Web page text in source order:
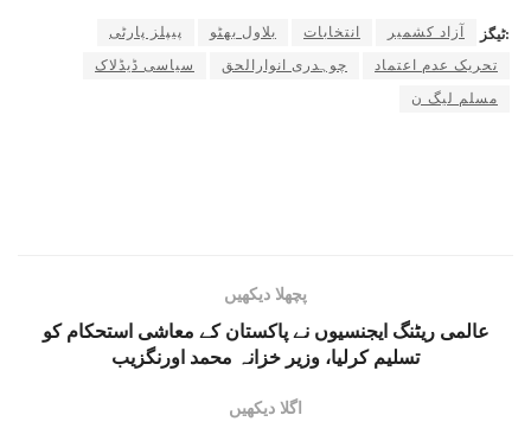
ٹیگز: آزاد کشمیر انتخابات بلاول بھٹو
پیپلز پارٹی
تحریک عدم اعتماد
چوہدری انوارالحق
سیاسی ڈیڈلاک
مسلم لیگ ن
پچھلا دیکھیں
عالمی ریٹنگ ایجنسیوں نے پاکستان کے معاشی استحکام کو
تسلیم کرلیا، وزیر خزانہ محمد اورنگزیب
اگلا دیکھیں